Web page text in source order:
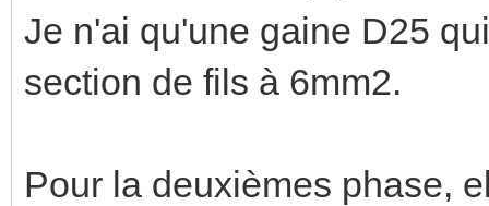
Je n'ai qu'une gaine D25
section de fils à 6mm2.
Pour la deuxièmes phase,